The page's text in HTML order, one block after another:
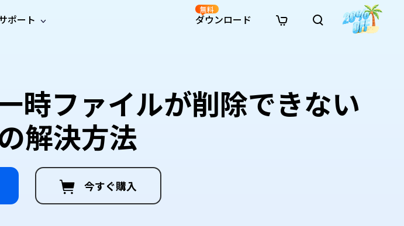
LINE データ復元
LINEのデータを復元
· USBデータ復元
· ゴミ箱復元
· ファイル復元
· エクセル復元
· 写真復元
· 動画復元
メント
修復
AI
写真高
画質化
AI
オンライン写真修復
オンラインファイル修復
オンライン音声修復
· シネマ風AI画像プロンプト
· アニメ実写化プロンプト
WindowsのDLLエラーを修復
Email Repair
破損したPST/OSTファイルを修復
· ハードディスクをクローン
· 重複検索（Mac）
· Cドライブを拡張
· ディスク容量を解放
· MBRをGPTに変換
· Macストレージを整理
ポート ダウンロード
無料
時ファイルが削除できない
解決方法
今すぐ購入